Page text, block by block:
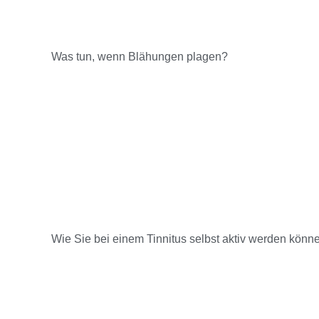
Was tun, wenn Blähungen plagen?
Wie Sie bei einem Tinnitus selbst aktiv werden